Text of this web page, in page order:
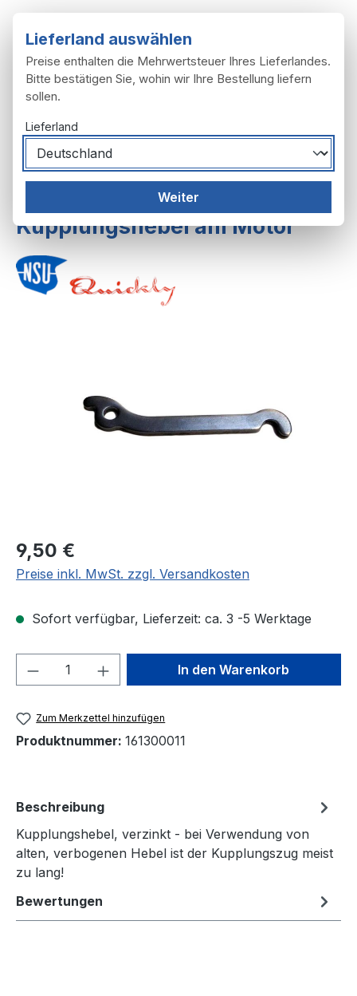
Kupplungshebel am Motor
Regulärer Preis:
9,50 €
Preise inkl. MwSt. zzgl. Versandkosten
Sofort verfügbar, Lieferzeit: ca. 3 -5 Werktage
Produkt Anzahl: Gib denIn den Warenkorb
Zum Merkzettel hinzufügen
Produktnummer: 161300011
Beschreibung
Kupplungshebel, verzinkt - bei Verwendung von
alten, verbogenen Hebel ist der Kupplungszug meist
zu lang!
Bewertungen
Lieferland auswählen
Preise enthalten die Mehrwertsteuer Ihres Lieferlandes.
Bitte bestätigen Sie, wohin wir Ihre Bestellung liefern
sollen.
Lieferland
Weiter